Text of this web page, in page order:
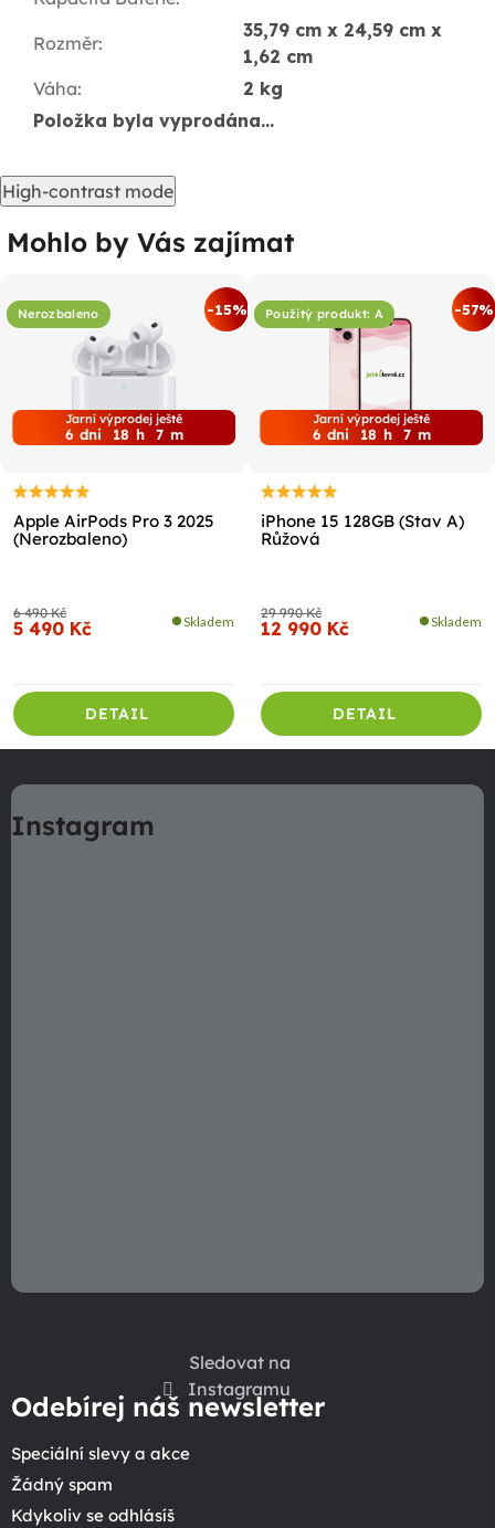
Rozměr:
35,79 cm x 24,59 cm x
1,62 cm
Váha:
2 kg
Položka byla vyprodána…
High-contrast mode
Mohlo by Vás zajímat
Nerozbaleno -15%
Jarní výprodej ještě
6 dni 18 h 7 m
Apple AirPods Pro 3 2025
(Nerozbaleno)
6 490 Kč
5 490 Kč Skladem
DETAIL
Použitý produkt: A -57%
Jarní výprodej ještě
6 dni 18 h 7 m
iPhone 15 128GB (Stav A)
Růžová
29 990 Kč
12 990 Kč Skladem
DETAIL
á
pInstagram
Sledovat na
Instagramu
Odebírej náš newsletter
Speciální slevy a akce
Žádný spam
Kdykoliv se odhlásíš